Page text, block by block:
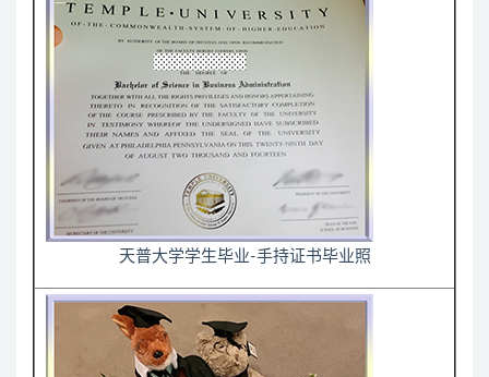
天普大学学生毕业-手持证书毕业照